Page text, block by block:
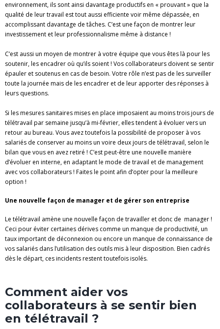
environnement, ils sont ainsi davantage productifs en « prouvant » que la
qualité de leur travail est tout aussi efficiente voir même dépassée, en
accomplissant davantage de tâches. C’est une façon de montrer leur
investissement et leur professionnalisme même à distance !
C’est aussi un moyen de montrer à votre équipe que vous êtes là pour les
soutenir, les encadrer où qu’ils soient ! Vos collaborateurs doivent se sentir
épauler et soutenus en cas de besoin. Votre rôle n’est pas de les surveiller
toute la journée mais de les encadrer et de leur apporter des réponses à
leurs questions.
Si les mesures sanitaires mises en place imposaient au moins trois jours de
télétravail par semaine jusqu’à mi-février, elles tendent à évoluer vers un
retour au bureau. Vous avez toutefois la possibilité de proposer à vos
salariés de conserver au moins un voire deux jours de télétravail, selon le
bilan que vous en avez retiré ! C’est peut-être une nouvelle manière
d’évoluer en interne, en adaptant le mode de travail et de management
avec vos collaborateurs ! Faites le point afin d’opter pour la meilleure
option !
Une nouvelle façon de manager et de gérer son entreprise
Le télétravail amène une nouvelle façon de travailler et donc de manager !
Ceci pour éviter certaines dérives comme un manque de productivité, un
taux important de déconnexion ou encore un manque de connaissance de
vos salariés dans l’utilisation des outils mis à leur disposition. Bien cadrés
dès le départ, ces incidents restent toutefois isolés.
Comment aider vos
collaborateurs à se sentir bien
en télétravail ?